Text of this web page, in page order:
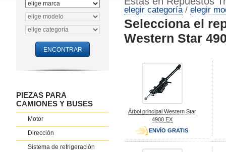
PIEZAS PARA
CAMIONES Y BUSES
Motor
Dirección
Sistema de refrigeración
elegir categoría/ elegir
Selecciona el
Western Star
Árbol principal Western Star
4900 EX
ENVÍO GRATIS